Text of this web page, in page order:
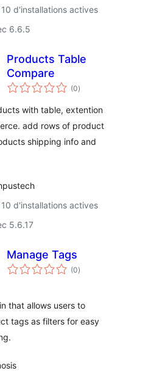
d'installations actives
6.6.5
Products Table
Compare
(0notes
en
)
with table, extention
add rows of product
shipping info and
d'installations actives
5.6.17
Manage Tags
(0notes
en
)
that allows users to
tags as filters for easy